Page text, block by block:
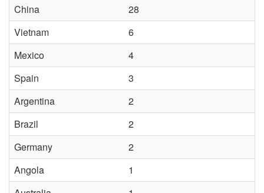
China
28
Vietnam
6
Mexico
4
Spain
3
Argentina
2
Brazil
2
Germany
2
Angola
1